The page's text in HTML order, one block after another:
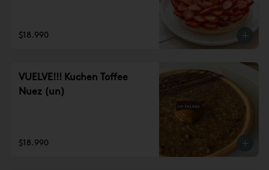
$18.990
VUELVE!!! Kuchen Toffee
Nuez (un)
$18.990